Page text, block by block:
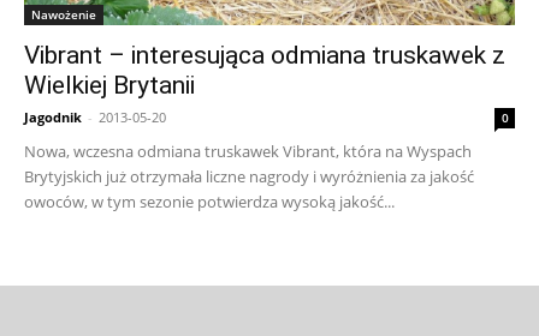
Nawożenie
Vibrant – interesująca odmiana truskawek z
Wielkiej Brytanii
Jagodnik - 2013-05-20 0
Nowa, wczesna odmiana truskawek Vibrant, która na Wyspach
Brytyjskich już otrzymała liczne nagrody i wyróżnienia za jakość
owoców, w tym sezonie potwierdza wysoką jakość...